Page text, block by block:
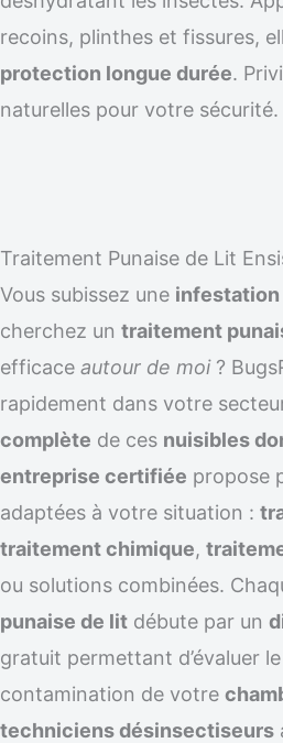
recoins, plinthes et fissures,
protection longue durée.
naturelles pour votre sécurité.
Traitement Punaise de Lit
Vous subissez une infestation
cherchez un traitement
efficace autour de moi?
rapidement dans votre
complète de ces nuisibles
entreprise certifiée propose
adaptées à votre situation :
traitement chimique,
ou solutions combinées.
punaise de lit débute par un
gratuit permettant d’évaluer
contamination de votre
techniciens désinsectiseurs